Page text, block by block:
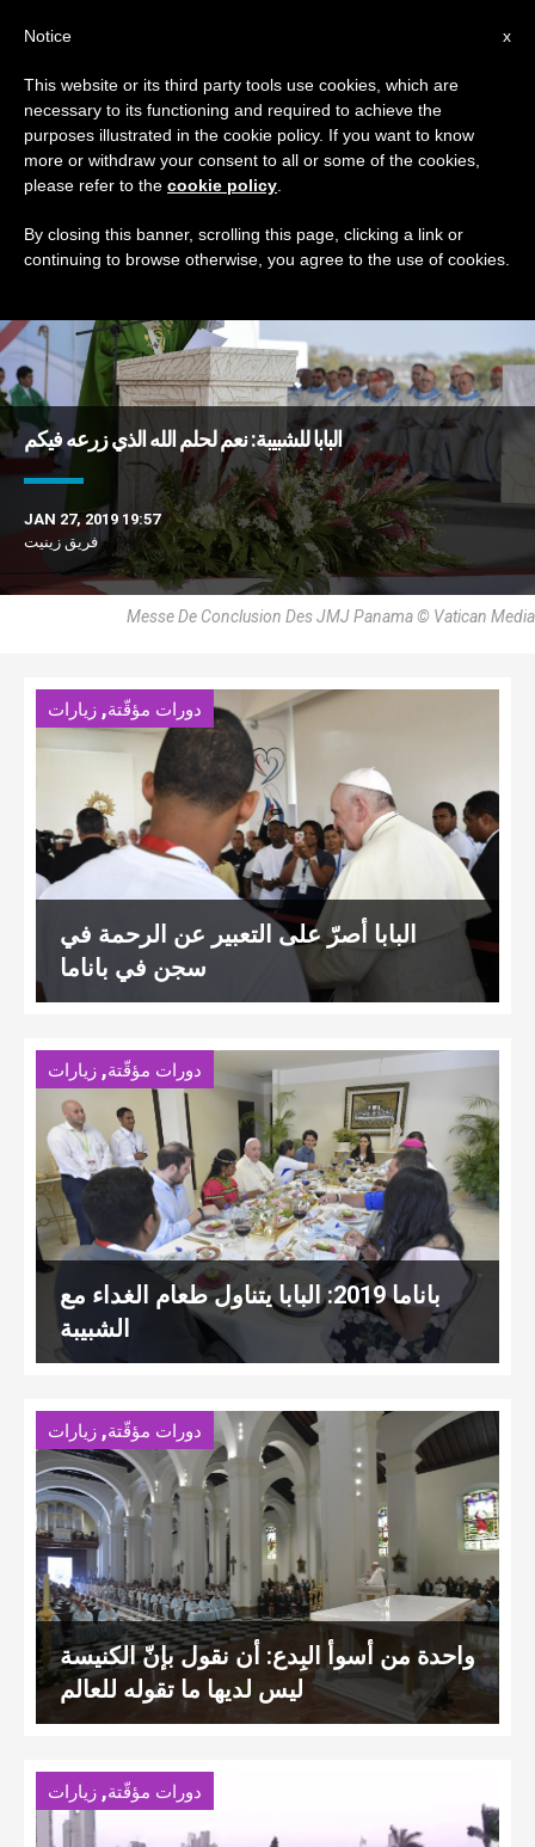
DAY
January 27th, 2019
DERNIÈRES NOUVELLES
البابا للشبيبة: نعم لحلم الله الذي زرعه فيكم
JAN 27, 2019 19:57
فريق زينيت
Messe De Conclusion Des JMJ Panama © Vatican Media
دورات مؤقّتة, زيارات
البابا أصرّ على التعبير عن الرحمة في
سجن في باناما
دورات مؤقّتة, زيارات
باناما 2019: البابا يتناول طعام الغداء مع
الشبيبة
دورات مؤقّتة, زيارات
واحدة من أسوأ البِدع: أن نقول بإنّ الكنيسة
ليس لديها ما تقوله للعالم
دورات مؤقّتة, زيارات
x
Notice
This website or its third party tools use cookies, which are
necessary to its functioning and required to achieve the
purposes illustrated in the cookie policy. If you want to know
more or withdraw your consent to all or some of the cookies,
please refer to the cookie policy
By closing this banner, scrolling this page, clicking a link or
continuing to browse otherwise, you agree to the use of cookies.